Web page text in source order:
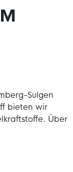
Sulgen
bieten wir
Über